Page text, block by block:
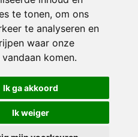
te tonen, om ons
te analyseren en
waar onze
komen.
Ik ga akkoord
Ik weiger
mooiste kavel van het park
WIFI, CV ..
gemiddeld